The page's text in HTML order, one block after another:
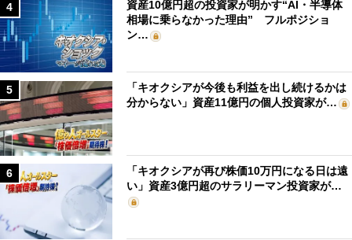
4
資産10億円超の投資家が明かす“AI・半導体
相場に乗らなかった理由” フルポジショ
ン…
5
「キオクシアが今後も利益を出し続けるかは
分からない」資産11億円の個人投資家が…
6
「キオクシアが再び株価10万円になる日は遠
い」資産3億円超のサラリーマン投資家が…